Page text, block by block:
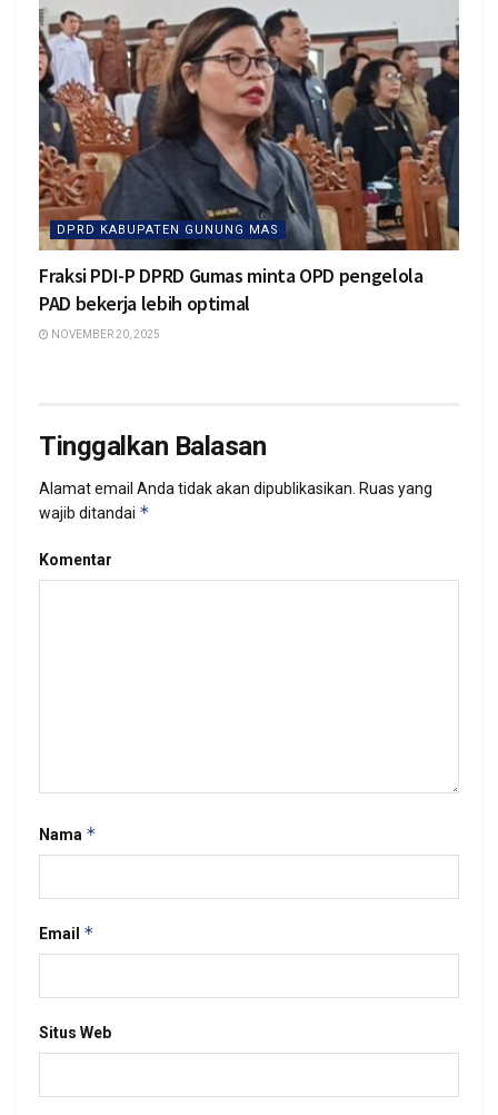
DPRD KABUPATEN GUNUNG MAS
Fraksi PDI-P DPRD Gumas minta OPD pengelola
PAD bekerja lebih optimal
NOVEMBER 20, 2025
Tinggalkan Balasan
Alamat email Anda tidak akan dipublikasikan. Ruas yang
wajib ditandai *
Komentar
Nama *
Email *
Situs Web